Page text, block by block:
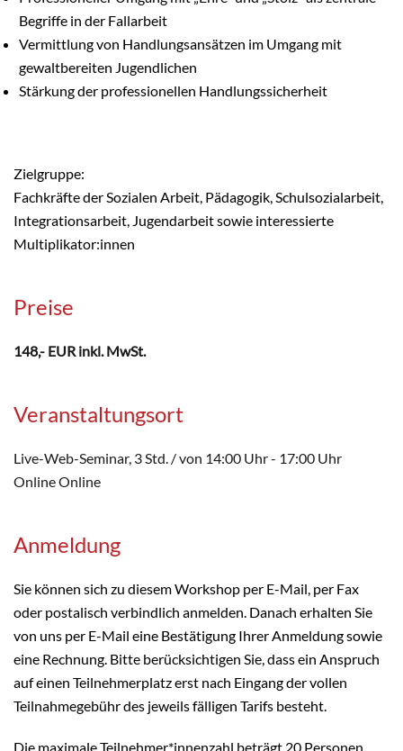
Begriffe in der Fallarbeit
Vermittlung von Handlungsansätzen im Umgang mit
gewaltbereiten Jugendlichen
Stärkung der professionellen Handlungssicherheit
Zielgruppe:
Fachkräfte der Sozialen Arbeit, Pädagogik, Schulsozialarbeit,
Integrationsarbeit, Jugendarbeit sowie interessierte
Multiplikator:innen
Preise
148,- EUR inkl. MwSt.
Veranstaltungsort
Live-Web-Seminar, 3 Std. / von 14:00 Uhr - 17:00 Uhr
Online Online
Anmeldung
Sie können sich zu diesem Workshop per E-Mail, per Fax
oder postalisch verbindlich anmelden. Danach erhalten Sie
von uns per E-Mail eine Bestätigung Ihrer Anmeldung sowie
eine Rechnung. Bitte berücksichtigen Sie, dass ein Anspruch
auf einen Teilnehmerplatz erst nach Eingang der vollen
Teilnahmegebühr des jeweils fälligen Tarifs besteht.
Die maximale Teilnehmer*innenzahl beträgt 20 Personen.